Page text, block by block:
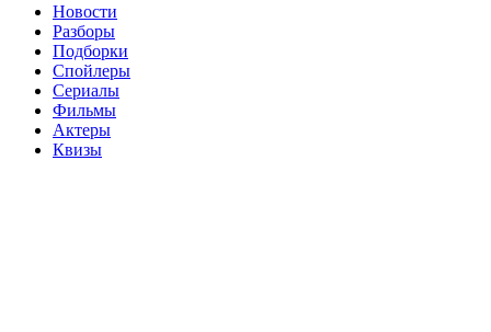
Новости
Разборы
Подборки
Спойлеры
Сериалы
Фильмы
Актеры
Квизы